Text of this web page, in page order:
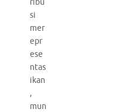
si
mer
epr
ese
ntas
ikan
,
mun